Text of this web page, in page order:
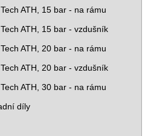
ATH, 15 bar - na rámu
ATH, 15 bar - vzdušník
ATH, 20 bar - na rámu
ATH, 20 bar - vzdušník
ATH, 30 bar - na rámu
díly